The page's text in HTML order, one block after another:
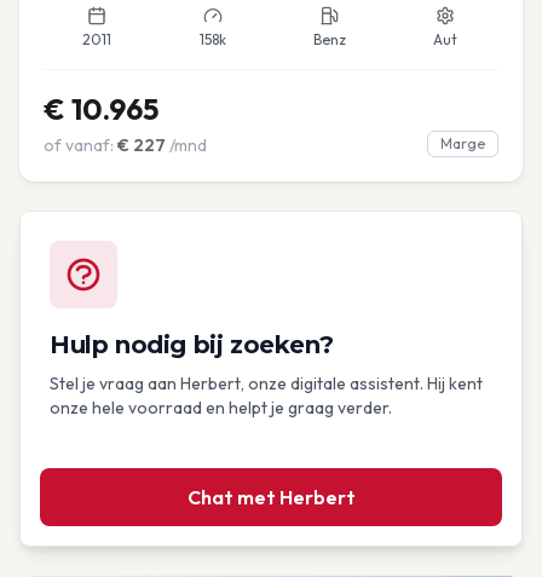
2011 158k Benz Aut
€ 10.965
of vanaf: € 227 /mnd Marge
Hulp nodig bij zoeken?
Stel je vraag aan Herbert, onze digitale assistent. Hij kent
onze hele voorraad en helpt je graag verder.
Chat met Herbert